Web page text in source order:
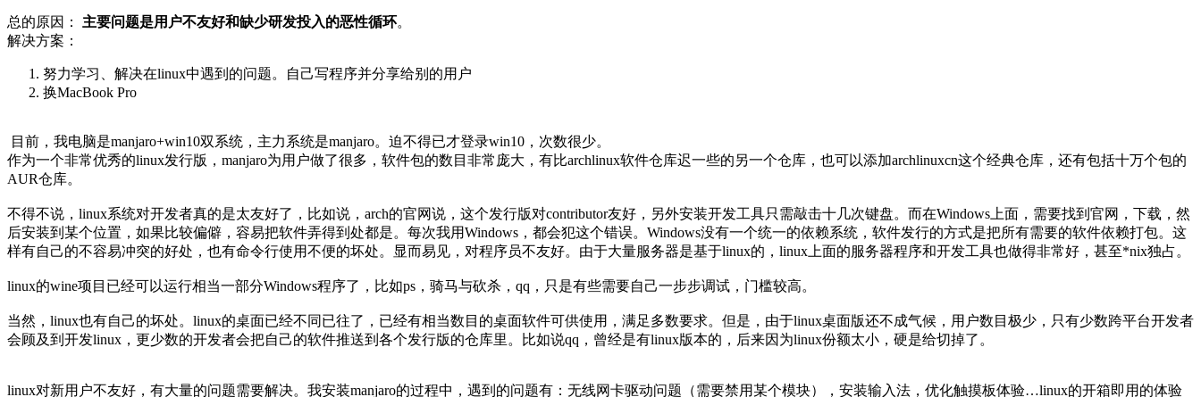
总的原因： 主要问题是用户不友好和缺少研发投入的恶性循环。
解决方案：
努力学习、解决在linux中遇到的问题。自己写程序并分享给别的用户
换MacBook Pro
目前，我电脑是manjaro+win10双系统，主力系统是manjaro。迫不得已才登录win10，次数很少。
作为一个非常优秀的linux发行版，manjaro为用户做了很多，软件包的数目非常庞大，有比archlinux软件仓库迟一些的另一个仓库，也可以添加archlinuxcn这个经典仓库，还有包括十万个包的
AUR仓库。
不得不说，linux系统对开发者真的是太友好了，比如说，arch的官网说，这个发行版对contributor友好，另外安装开发工具只需敲击十几次键盘。而在Windows上面，需要找到官网，下载，然
后安装到某个位置，如果比较偏僻，容易把软件弄得到处都是。每次我用Windows，都会犯这个错误。Windows没有一个统一的依赖系统，软件发行的方式是把所有需要的软件依赖打包。这
样有自己的不容易冲突的好处，也有命令行使用不便的坏处。显而易见，对程序员不友好。由于大量服务器是基于linux的，linux上面的服务器程序和开发工具也做得非常好，甚至*nix独占。
linux的wine项目已经可以运行相当一部分Windows程序了，比如ps，骑马与砍杀，qq，只是有些需要自己一步步调试，门槛较高。
当然，linux也有自己的坏处。linux的桌面已经不同已往了，已经有相当数目的桌面软件可供使用，满足多数要求。但是，由于linux桌面版还不成气候，用户数目极少，只有少数跨平台开发者
会顾及到开发linux，更少数的开发者会把自己的软件推送到各个发行版的仓库里。比如说qq，曾经是有linux版本的，后来因为linux份额太小，硬是给切掉了。
linux对新用户不友好，有大量的问题需要解决。我安装manjaro的过程中，遇到的问题有：无线网卡驱动问题（需要禁用某个模块），安装输入法，优化触摸板体验…linux的开箱即用的体验